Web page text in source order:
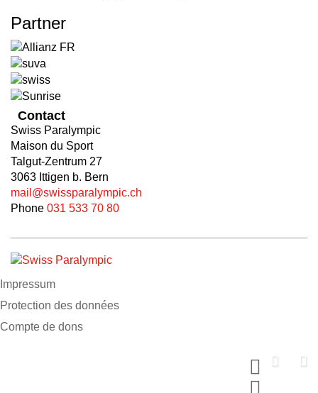
Partner
Contact
Swiss Paralympic
Maison du Sport
Talgut-Zentrum 27
3063 Ittigen b. Bern
mail@swissparalympic.ch
Phone 031 533 70 80
Impressum
Protection des données
Compte de dons